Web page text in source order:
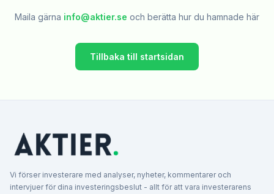
Maila gärna info@aktier.se och berätta hur du hamnade här
Tillbaka till startsidan
Vi förser investerare med analyser, nyheter, kommentarer och
intervjuer för dina investeringsbeslut - allt för att vara investerarens